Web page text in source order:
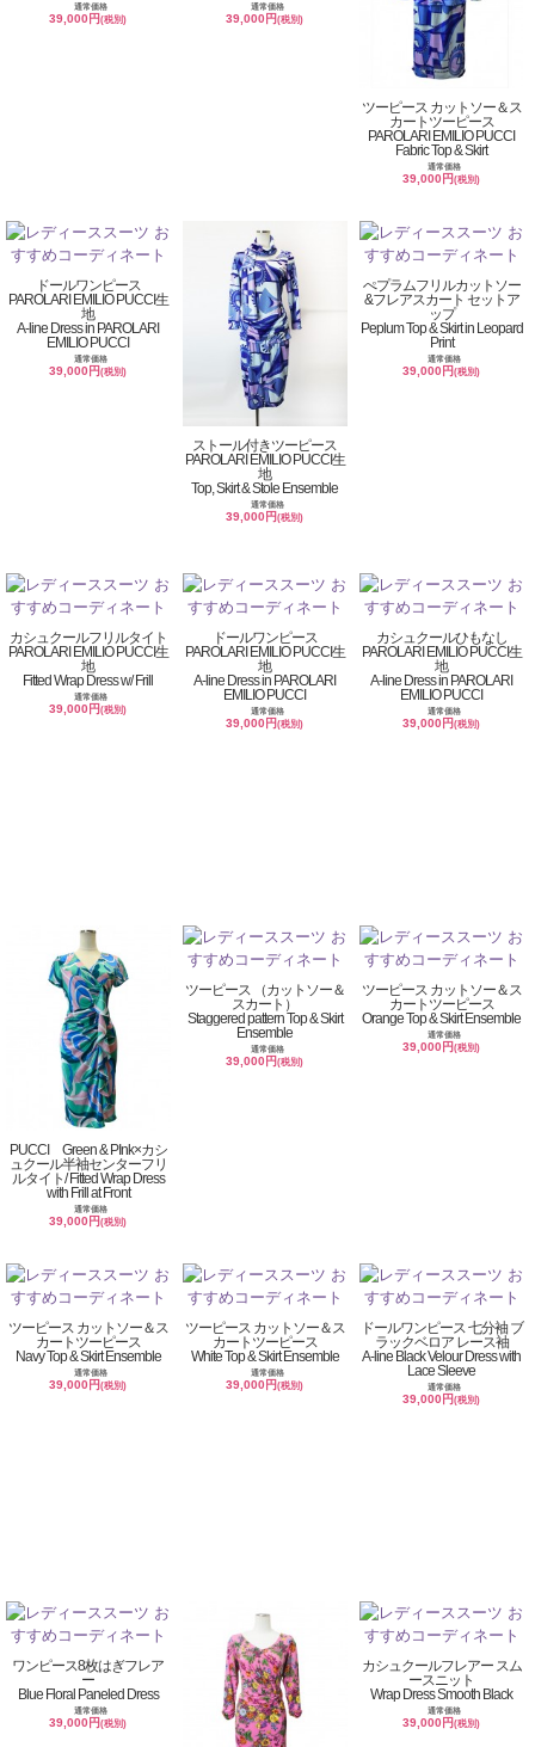
通常価格
39,000円(税別)
通常価格
39,000円(税別)
ツーピース カットソー＆ス
カートツーピース
PAROLARI EMILIO PUCCI
Fabric Top & Skirt
通常価格
39,000円(税別)
ドールワンピース
PAROLARI EMILIO PUCCI生
地
A-line Dress in PAROLARI
EMILIO PUCCI
通常価格
39,000円(税別)
ストール付きツーピース
PAROLARI EMILIO PUCCI生
地
Top, Skirt & Stole Ensemble
通常価格
39,000円(税別)
ぺプラムフリルカットソー
&フレアスカート セットア
ップ
Peplum Top & Skirt in Leopard
Print
通常価格
39,000円(税別)
カシュクールフリルタイト
PAROLARI EMILIO PUCCI生
地
Fitted Wrap Dress w/ Frill
通常価格
39,000円(税別)
ドールワンピース
PAROLARI EMILIO PUCCI生
地
A-line Dress in PAROLARI
EMILIO PUCCI
通常価格
39,000円(税別)
カシュクールひもなし
PAROLARI EMILIO PUCCI生
地
A-line Dress in PAROLARI
EMILIO PUCCI
通常価格
39,000円(税別)
PUCCI Green & PInk×カシ
ュクール半袖センターフリ
ルタイト/ Fitted Wrap Dress
with Frill at Front
通常価格
39,000円(税別)
ツーピース （カットソー＆
スカート）
Staggered pattern Top & Skirt
Ensemble
通常価格
39,000円(税別)
ツーピース カットソー＆ス
カートツーピース
Orange Top & Skirt Ensemble
通常価格
39,000円(税別)
ツーピース カットソー＆ス
カートツーピース
Navy Top & Skirt Ensemble
通常価格
39,000円(税別)
ツーピース カットソー＆ス
カートツーピース
White Top & Skirt Ensemble
通常価格
39,000円(税別)
ドールワンピース 七分袖 ブ
ラックベロア レース袖
A-line Black Velour Dress with
Lace Sleeve
通常価格
39,000円(税別)
ワンピース8枚はぎフレア
ー
Blue Floral Paneled Dress
通常価格
39,000円(税別)
カシュクールフレアー スム
ースニット
Wrap Dress Smooth Black
通常価格
39,000円(税別)